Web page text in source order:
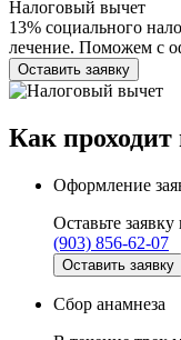
Налоговый вычет
13% социального
лечение. Поможем с
Оставить заявку
Как проходит
Оформление
Оставьте
(903) 856-62-07
Оставить заявку
Сбор анамнеза